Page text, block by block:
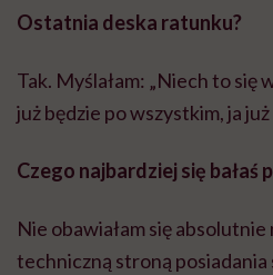
Ostatnia deska ratunku?
Tak. Myślałam: „Niech to się
już będzie po wszystkim, ja
Czego najbardziej się bałaś
Nie obawiałam się
techniczną stroną